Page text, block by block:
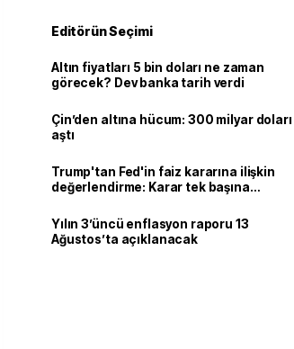
Editörün Seçimi
Altın fiyatları 5 bin doları ne zaman
görecek? Dev banka tarih verdi
Çin’den altına hücum: 300 milyar doları
aştı
Trump'tan Fed'in faiz kararına ilişkin
değerlendirme: Karar tek başına
Yılın 3’üncü enflasyon raporu 13
Ağustos’ta açıklanacak